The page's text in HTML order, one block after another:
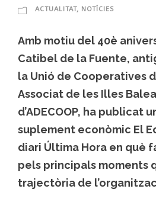
ACTUALITAT, NOTÍCIES
Amb motiu del 40è
Catibel de la Fuente,
la Unió de Cooperatives
Associat de les Illes
d’ADECOOP, ha publicat
suplement econòmic El
diari Última Hora en què
pels principals moments
trajectòria de